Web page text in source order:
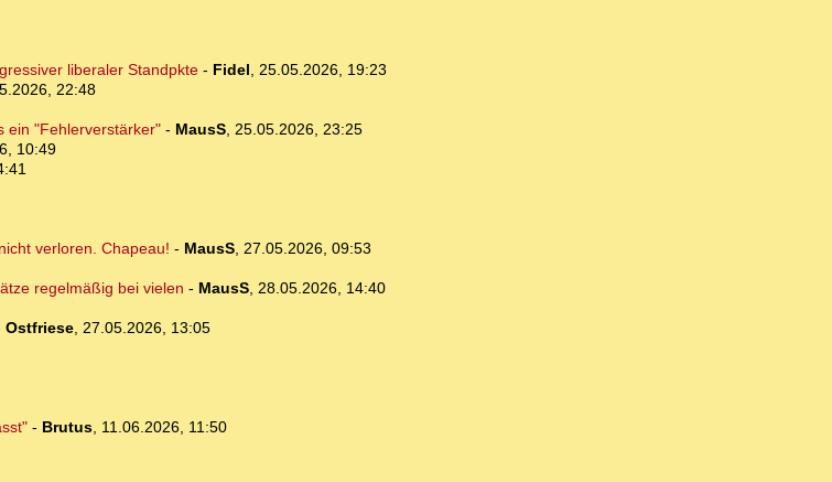
liberaler Standpkte- Fidel, 25.05.2026, 19:23
22:48
ein "Fehlerverstärker"- MausS, 25.05.2026, 23:25
10:49
verloren. Chapeau! - MausS, 27.05.2026, 09:53
regelmäßig bei vielen - MausS, 28.05.2026, 14:40
Ostfriese, 27.05.2026, 13:05
- Brutus, 11.06.2026, 11:50